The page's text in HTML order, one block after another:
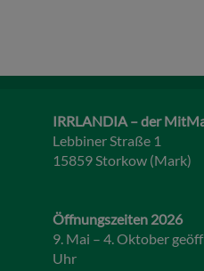
IRRLANDIA – der
Lebbiner Straße 1
15859 Storkow (Mark)
Öffnungszeiten 2026
9. Mai – 4. Oktober
Uhr